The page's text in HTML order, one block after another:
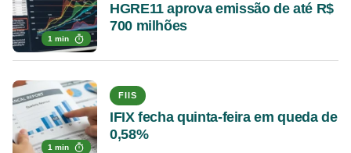
1 min
HGRE11 aprova emissão de até R$
700 milhões
1 min
FIIS
IFIX fecha quinta-feira em queda de
0,58%